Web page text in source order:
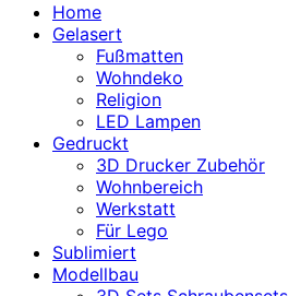
Home
Gelasert
Fußmatten
Wohndeko
Religion
LED Lampen
Gedruckt
3D Drucker Zubehör
Wohnbereich
Werkstatt
Für Lego
Sublimiert
Modellbau